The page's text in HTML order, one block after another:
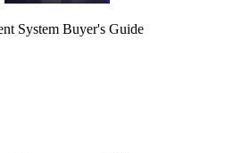
System Buyer's Guide